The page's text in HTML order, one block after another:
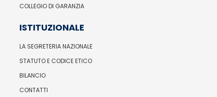
COLLEGIO DI GARANZIA
ISTITUZIONALE
LA SEGRETERIA NAZIONALE
STATUTO E CODICE ETICO
BILANCIO
CONTATTI